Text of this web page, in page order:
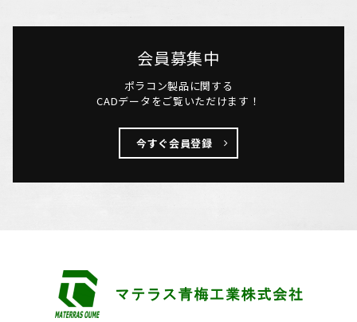
会員募集中
ポラコン製品に関する
CADデータをご覧いただけます！
今すぐ会員登録